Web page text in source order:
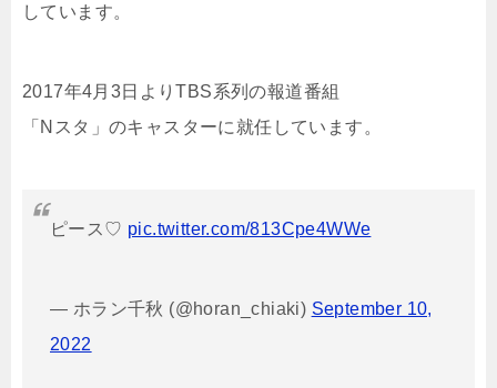
しています。
2017年4月3日よりTBS系列の報道番組
「Nスタ」のキャスターに就任しています。
ピース♡ pic.twitter.com/813Cpe4WWe
— ホラン千秋 (@horan_chiaki) September 10,
2022